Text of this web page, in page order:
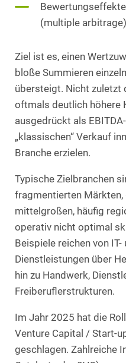
(multiple
Ziel ist es, einen
bloße Summieren
übersteigt. Nicht zuletzt
oftmals deutlich höhere
ausgedrückt als
„klassischen“ Verkauf
Branche erzielen.
Typische Zielbranchen
fragmentierten Märkten,
mittelgroßen, häufig
operativ nicht optimal
Beispiele reichen von
Dienstleistungen über
hin zu Handwerk,
Freiberuflerstrukturen.
Im Jahr 2025 hat die
Venture Capital / Start-
geschlagen. Zahlreiche